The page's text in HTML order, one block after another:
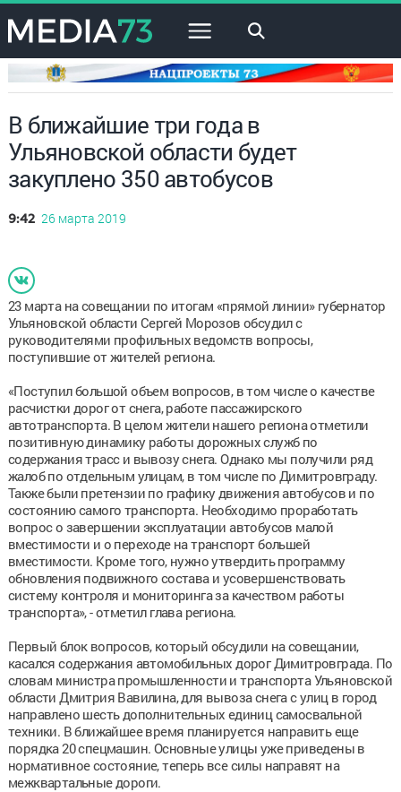
×
В ближайшие три года в
Ульяновской области будет
закуплено 350 автобусов
9:42 26 марта 2019
23 марта на совещании по итогам «прямой линии» губернатор
Ульяновской области Сергей Морозов обсудил с
руководителями профильных ведомств вопросы,
поступившие от жителей региона.
«Поступил большой объем вопросов, в том числе о качестве
расчистки дорог от снега, работе пассажирского
автотранспорта. В целом жители нашего региона отметили
позитивную динамику работы дорожных служб по
содержания трасс и вывозу снега. Однако мы получили ряд
жалоб по отдельным улицам, в том числе по Димитровграду.
Также были претензии по графику движения автобусов и по
состоянию самого транспорта. Необходимо проработать
вопрос о завершении эксплуатации автобусов малой
вместимости и о переходе на транспорт большей
вместимости. Кроме того, нужно утвердить программу
обновления подвижного состава и усовершенствовать
систему контроля и мониторинга за качеством работы
транспорта», - отметил глава региона.
Первый блок вопросов, который обсудили на совещании,
касался содержания автомобильных дорог Димитровграда. По
словам министра промышленности и транспорта Ульяновской
области Дмитрия Вавилина, для вывоза снега с улиц в город
направлено шесть дополнительных единиц самосвальной
техники. В ближайшее время планируется направить еще
порядка 20 спецмашин. Основные улицы уже приведены в
нормативное состояние, теперь все силы направят на
межквартальные дороги.